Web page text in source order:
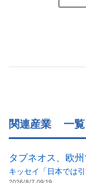
関連産業 一覧
タブネオス、欧
キッセイ「日本では引